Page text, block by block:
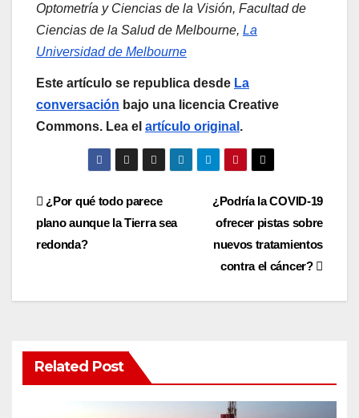
Optometría y Ciencias de la Visión, Facultad de
Ciencias de la Salud de Melbourne, La
Universidad de Melbourne
Este artículo se republica desde La
conversación bajo una licencia Creative
Commons. Lea el artículo original .
Post
navigation
¿Podría la COVID-19
ofrecer pistas sobre
nuevos tratamientos
contra el cáncer?
¿Por qué todo parece
plano aunque la Tierra sea
redonda?
Related Post